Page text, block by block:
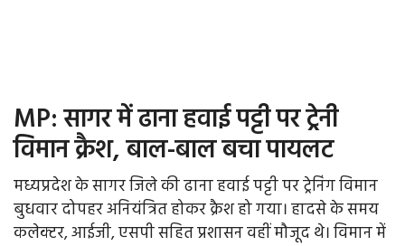
Office Office
Farm & Food
MP: सागर में ढाना हवाई पट्टी पर ट्रेनी
विमान क्रैश, बाल-बाल बचा पायलट
मध्यप्रदेश के सागर जिले की ढाना हवाई पट्टी पर ट्रेनिंग विमान
बुधवार दोपहर अनियंत्रित होकर क्रैश हो गया। हादसे के समय
कलेक्टर, आईजी, एसपी सहित प्रशासन वहीं मौजूद थे। विमान में